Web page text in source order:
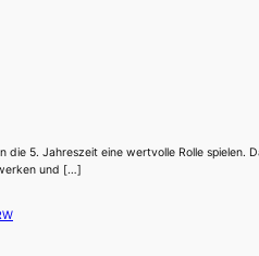
5. Jahreszeit eine wertvolle Rolle
und […]